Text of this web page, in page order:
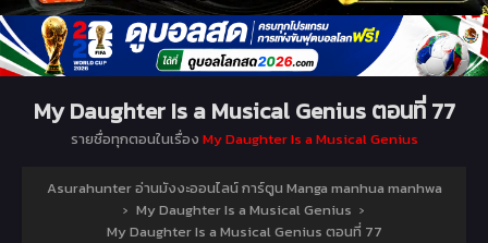
My Daughter Is a Musical Genius ตอนที่ 77
รายชื่อทุกตอนในเรื่อง My Daughter Is a Musical Genius
Asurahunter อ่านมังงะออนไลน์ การ์ตูน Manga manhua manhwa
› My Daughter Is a Musical Genius ›
My Daughter Is a Musical Genius ตอนที่ 77